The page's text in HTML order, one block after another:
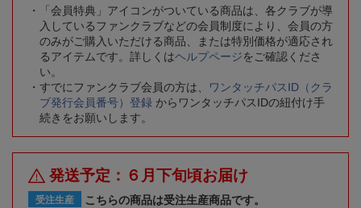
「会員特典」アイコンがついている商品は、各クラブが導
入しているファンクラブなどの会員制度により、会員の方
のみがご購入いただける商品、または特別価格が適応され
るアイテムです。詳しくはヘルプページをご確認くださ
い。
すでにファンクラブ会員の方は、
ワンタッチパスID（クラ
ブ発行会員番号）登録 からワンタッチパスIDの紐付け手
続きをお願いします。
発送予定：６月下旬頃お届け
受注生産
こちらの商品は受注生産商品です。